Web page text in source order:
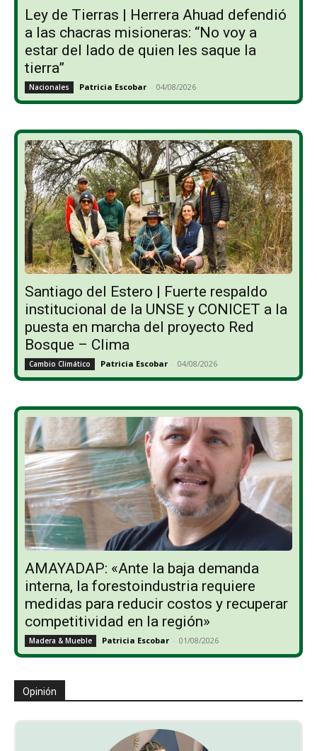
Ley de Tierras | Herrera Ahuad defendió
a las chacras misioneras: “No voy a
estar del lado de quien les saque la
tierra”
Nacionales Patricia Escobar - 04/08/2026
Santiago del Estero | Fuerte respaldo
institucional de la UNSE y CONICET a la
puesta en marcha del proyecto Red
Bosque – Clima
Cambio Climático Patricia Escobar - 04/08/2026
AMAYADAP: «Ante la baja demanda
interna, la forestoindustria requiere
medidas para reducir costos y recuperar
competitividad en la región»
Madera & Mueble Patricia Escobar - 01/08/2026
Opinión